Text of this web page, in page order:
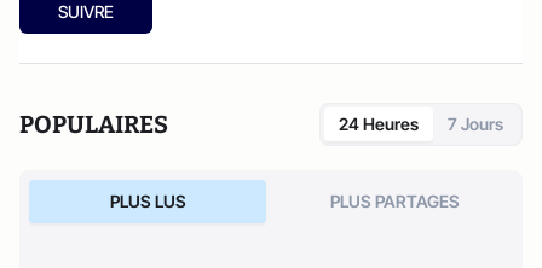
SUIVRE
POPULAIRES 24 Heures 7 Jours
PLUS LUS PLUS PARTAGES